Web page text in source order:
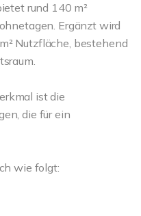
rund 140 m²
Ergänzt wird
Nutzfläche, bestehend
ist die
die für ein
wie folgt: